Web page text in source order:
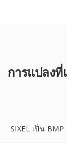
การแปลงที่
SIXEL เป็น BMP